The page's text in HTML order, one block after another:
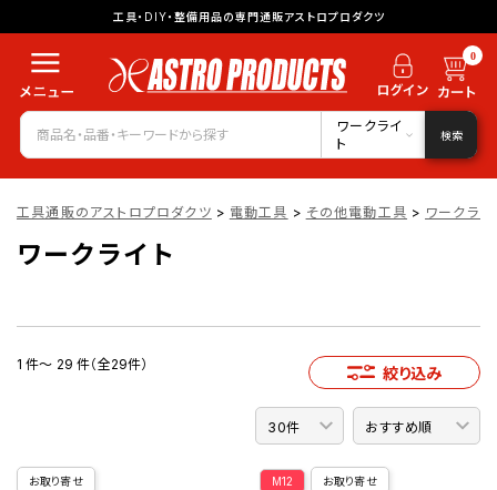
工具・DIY・整備用品の専門通販アストロプロダクツ
0
ワークライ
ト
検索
工具通販のアストロプロダクツ > 電動工具 > その他電動工具 > ワークライ
ワークライト
1 件～ 29 件（全29件） 絞り込み
お取り寄せ M12 お取り寄せ